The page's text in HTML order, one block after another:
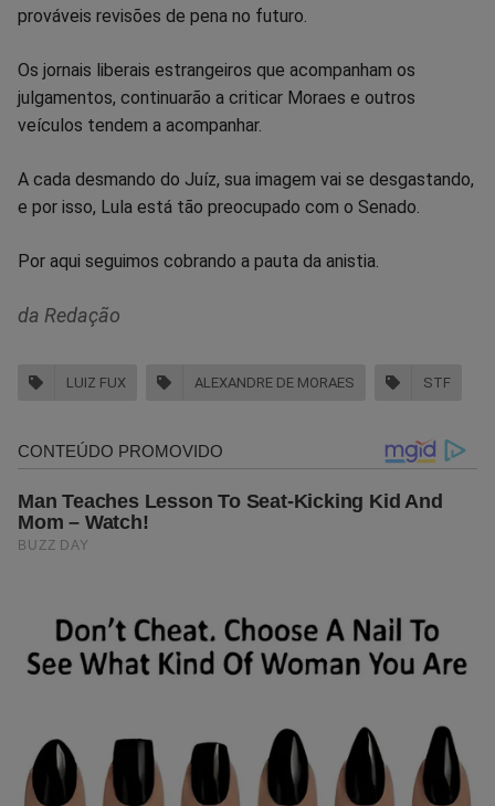
prováveis revisões de pena no futuro.
Os jornais liberais estrangeiros que acompanham os
julgamentos, continuarão a criticar Moraes e outros
veículos tendem a acompanhar.
A cada desmando do Juíz, sua imagem vai se desgastando,
e por isso, Lula está tão preocupado com o Senado.
Por aqui seguimos cobrando a pauta da anistia.
da Redação
LUIZ FUX ALEXANDRE DE MORAES STF